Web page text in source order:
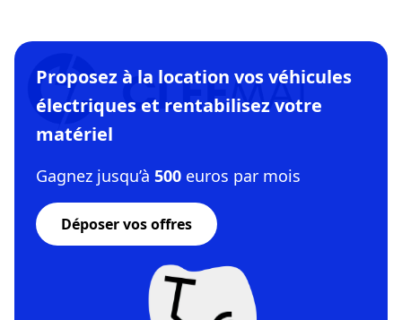
Proposez à la location vos véhicules
électriques et rentabilisez votre
matériel
Gagnez jusqu’à 500 euros par mois
Déposer vos offres